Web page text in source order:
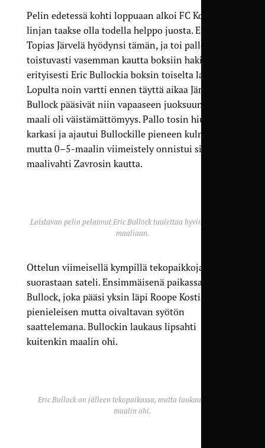
Pelin edetessä kohti loppuaan alkoi FC Kontun
linjan taakse olla todella helppo juosta. Etenkin
Topias Järvelä hyödynsi tämän, ja toi pallon
toistuvasti vasemman kautta boksiin hakien
erityisesti Eric Bullockia boksin toiselta laidalta.
Lopulta noin vartti ennen täyttä aikaa Järvelä ja
Bullock pääsivät niin vapaaseen juoksuun, että
maali oli väistämättömyys. Pallo tosin hiukan
karkasi ja ajautui Bullockille pieneen kulmaan,
mutta 0–5-maalin viimeistely onnistui sieltäkin
maalivahti Zavrosin kautta.
Loistavan pelin pelannut Eric Bullock tuulettaa hyvin ansaittua
maaliaan.
Ottelun viimeisellä kympillä tekopaikkoja
suorastaan sateli. Ensimmäisenä paikassa oli Eric
Bullock, joka pääsi yksin läpi Roope Kostiaisen
pienieleisen mutta oivaltavan syötön
saattelemana. Bullockin laukaus lipsahti
kuitenkin maalin ohi.
Eric Bullock on jälleen tekopaikassa, mutta laukaus menee
maalin ohi.